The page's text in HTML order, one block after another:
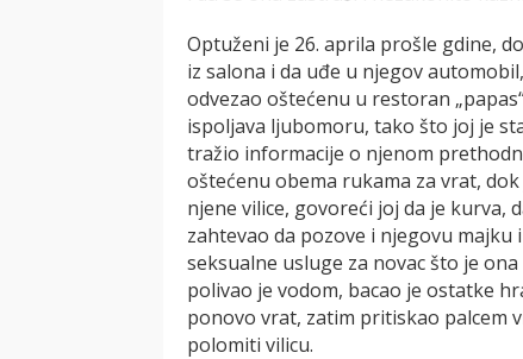
Optuženi je 26. aprila prošle gdine,
iz salona i da uđe u njegov
odvezao oštećenu u restoran
ispoljava ljubomoru, tako što joj je
tražio informacije o njenom
oštećenu obema rukama za vrat,
njene vilice, govoreći joj da je kurva,
zahtevao da pozove i njegovu majku
seksualne usluge za novac što je
polivao je vodom, bacao je ostatke
ponovo vrat, zatim pritiskao palcem
polomiti vilicu.